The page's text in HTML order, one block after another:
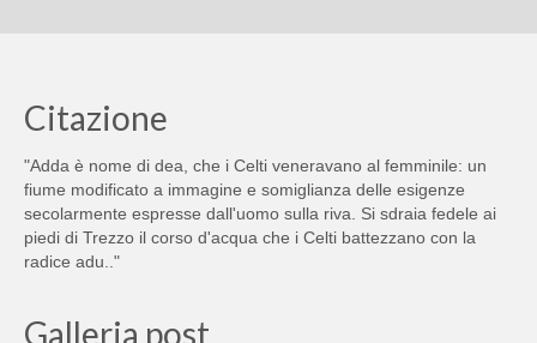
Citazione
"Adda è nome di dea, che i Celti veneravano al femminile: un
fiume modificato a immagine e somiglianza delle esigenze
secolarmente espresse dall'uomo sulla riva. Si sdraia fedele ai
piedi di Trezzo il corso d'acqua che i Celti battezzano con la
radice adu.."
Galleria post